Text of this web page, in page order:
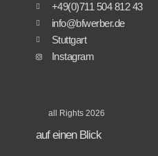
+49(0)711 504 812 43
info@bfwerber.de
Stuttgart
Instagram
all Rights 2026
auf einen Blick